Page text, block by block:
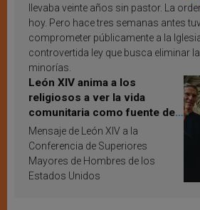
llevaba veinte años sin pastor. La
hoy. Pero hace tres semanas antes
comprometer públicamente a la
controvertida ley que busca eliminar
minorías.
León XIV anima a los
religiosos a ver la vida
comunitaria como fuente de
inspiración y santificación
Mensaje de León XIV a la
Conferencia de Superiores
Mayores de Hombres de los
Estados Unidos